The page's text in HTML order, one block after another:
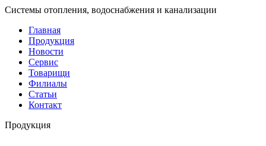
Системы отопления, водоснабжения и канализации
Главная
Продукция
Новости
Сервис
Товарищи
Филиалы
Статьи
Контакт
Продукция